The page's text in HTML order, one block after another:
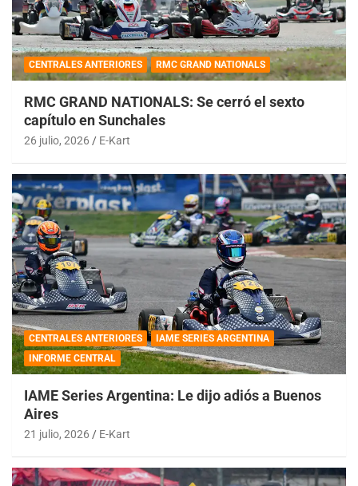
CENTRALES ANTERIORES RMC GRAND NATIONALS
RMC GRAND NATIONALS: Se cerró el sexto
capítulo en Sunchales
26 julio, 2026 E-Kart
CENTRALES ANTERIORES
IAME SERIES ARGENTINA
INFORME CENTRAL
IAME Series Argentina: Le dijo adiós a Buenos
Aires
21 julio, 2026 E-Kart